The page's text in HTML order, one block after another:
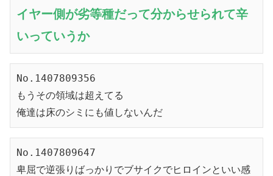
イヤー側が劣等種だって分からせられて辛
いっていうか
No.1407809356
もうその領域は超えてる
俺達は床のシミにも値しないんだ
No.1407809647
卑屈で逆張りばっかりでブサイクでヒロインといい感